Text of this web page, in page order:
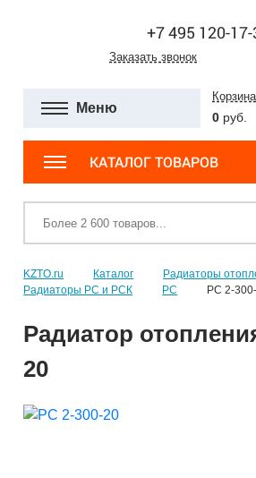
+7 495 120-
Заказать звонок
Меню
Корзина
0 руб.
КАТАЛОГ ТОВАРОВ
KZTO.ru Каталог
Радиаторы
Радиаторы РС и РСК
РС РС 2-
Радиатор
20